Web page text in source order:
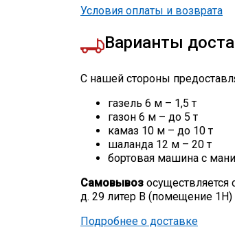
Условия оплаты и возврата
Варианты
С нашей стороны
газель 6 м – 1,5 т
газон 6 м – до 5 т
камаз 10 м – до 10 т
шаланда 12 м – 20 т
бортовая машина с
Самовывоз
д. 29 литер В (помещение 1Н)
Подробнее о доставке